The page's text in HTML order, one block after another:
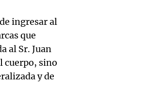
ingresar al
que
al Sr. Juan
cuerpo, sino
y de